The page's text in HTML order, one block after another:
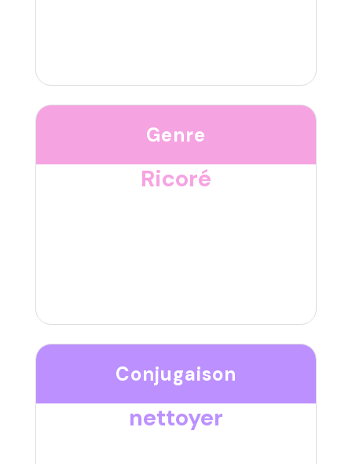
Genre
Ricoré
Conjugaison
nettoyer